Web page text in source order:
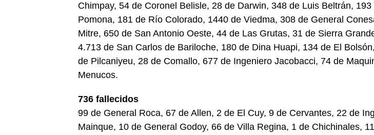
Chimpay, 54 de Coronel Belisle, 28 de Darwin, 348 de Luis Beltrán,
Pomona, 181 de Río Colorado, 1440 de Viedma, 308 de General
Mitre, 650 de San Antonio Oeste, 44 de Las Grutas, 31 de Sierra
4.713 de San Carlos de Bariloche, 180 de Dina Huapi, 134 de El
de Pilcaniyeu, 28 de Comallo, 677 de Ingeniero Jacobacci, 74 de
Menucos.
736 fallecidos
99 de General Roca, 67 de Allen, 2 de El Cuy, 9 de Cervantes, 22 de
Mainque, 10 de General Godoy, 66 de Villa Regina, 1 de Chichinales,